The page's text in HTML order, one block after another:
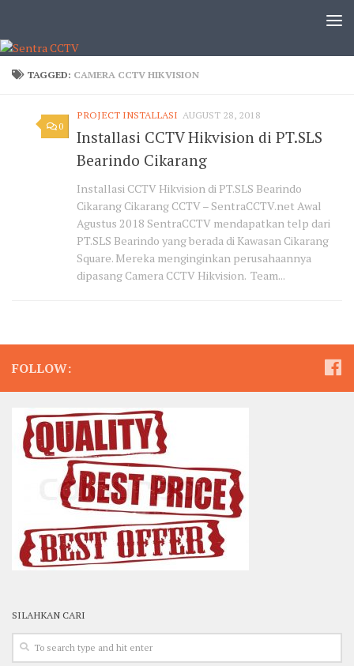
TAGGED: CAMERA CCTV HIKVISION
0
PROJECT INSTALLASI AUGUST 28, 2018
Installasi CCTV Hikvision di PT.SLS
Bearindo Cikarang
Installasi CCTV Hikvision di PT.SLS Bearindo
Cikarang Cikarang CCTV – SentraCCTV.net Awal
Agustus 2018 SentraCCTV mendapatkan telp dari
PT.SLS Bearindo yang berada di Kawasan Cikarang
Square. Mereka menginginkan perusahaannya
dipasang Camera CCTV Hikvision. Team...
FOLLOW:
SILAHKAN CARI